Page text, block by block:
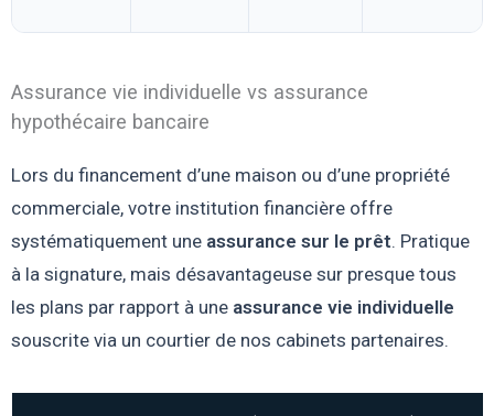
Assurance vie individuelle vs assurance
hypothécaire bancaire
Lors du financement d’une maison ou d’une propriété
commerciale, votre institution financière offre
systématiquement une assurance sur le prêt. Pratique
à la signature, mais désavantageuse sur presque tous
les plans par rapport à une assurance vie individuelle
souscrite via un courtier de nos cabinets partenaires.